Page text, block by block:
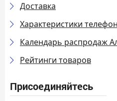
Доставка
Характеристики
Календарь распродаж
Рейтинги товаров
Присоединяйтесь